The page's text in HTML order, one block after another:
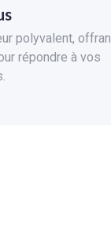
polyvalent,
répondre à vos